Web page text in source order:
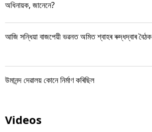
অধিনায়ক, জানেনে?
আজি সন্ধিয়া বাজপেয়ী ভৱনত অমিত শ্বাহৰ ৰুদ্ধদ্বাৰ বৈঠক
উমানন্দ দেৱালয় কোনে নিৰ্মাণ কৰিছিল
Videos